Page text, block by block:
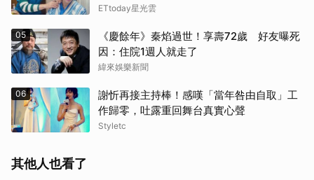
ETtoday星光雲
05
《慶餘年》秦焰過世！享壽72歲 好友曝死
因：住院1週人就走了
緯來娛樂新聞
06
謝忻再接主持棒！感嘆「當年咎由自取」工
作歸零，吐露重回舞台真實心聲
Styletc
其他人也看了